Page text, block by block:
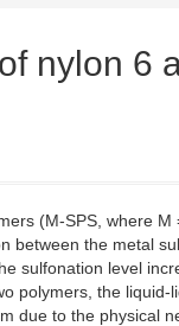
nylon 6
(M-SPS, where
between the metal
sulfonation level
polymers, the
due to the physical